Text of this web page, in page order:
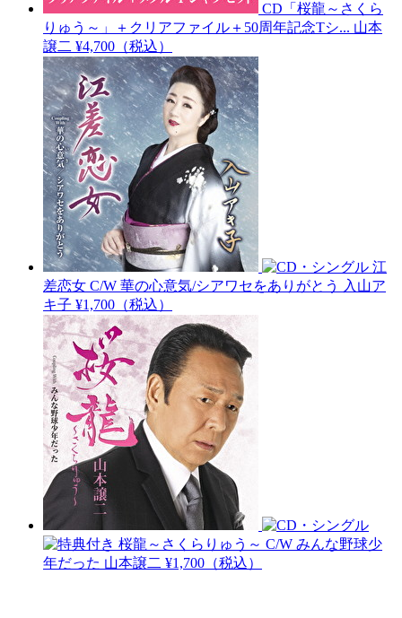
CD「桜龍～さくら
りゅう～」＋クリアファイル＋50周年記念Tシ... 山本
譲二 ¥4,700（税込）
江
差恋女 C/W 華の心意気/シアワセをありがとう
入山ア
キ子 ¥1,700（税込）
桜龍～さくらりゅう～ C/W みんな野球少
年だった 山本譲二 ¥1,700（税込）